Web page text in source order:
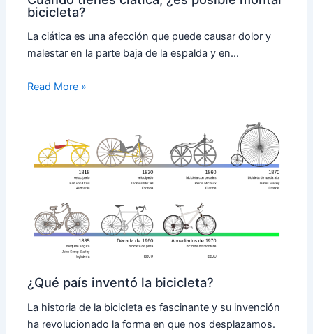
bicicleta?
La ciática es una afección que puede causar dolor y
malestar en la parte baja de la espalda y en…
Read More »
¿Qué país inventó la bicicleta?
La historia de la bicicleta es fascinante y su invención
ha revolucionado la forma en que nos desplazamos.